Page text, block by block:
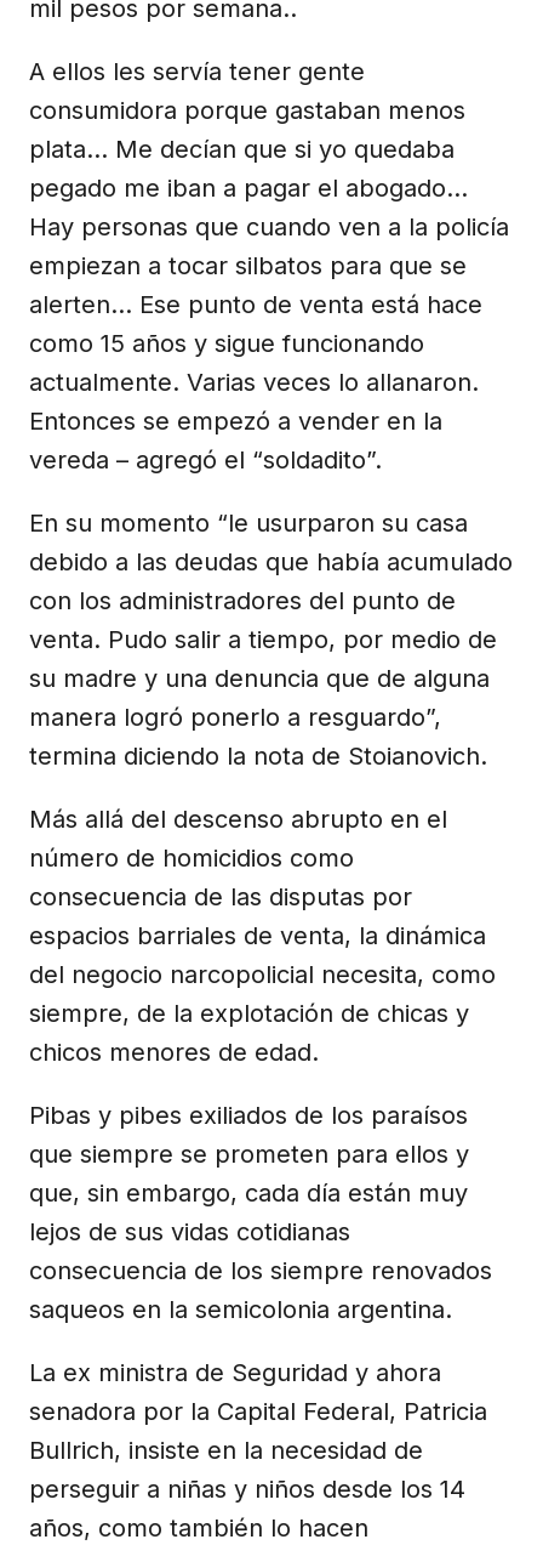
mil pesos por semana..
A ellos les servía tener gente
consumidora porque gastaban menos
plata… Me decían que si yo quedaba
pegado me iban a pagar el abogado…
Hay personas que cuando ven a la policía
empiezan a tocar silbatos para que se
alerten… Ese punto de venta está hace
como 15 años y sigue funcionando
actualmente. Varias veces lo allanaron.
Entonces se empezó a vender en la
vereda – agregó el “soldadito”.
En su momento “le usurparon su casa
debido a las deudas que había acumulado
con los administradores del punto de
venta. Pudo salir a tiempo, por medio de
su madre y una denuncia que de alguna
manera logró ponerlo a resguardo”,
termina diciendo la nota de Stoianovich.
Más allá del descenso abrupto en el
número de homicidios como
consecuencia de las disputas por
espacios barriales de venta, la dinámica
del negocio narcopolicial necesita, como
siempre, de la explotación de chicas y
chicos menores de edad.
Pibas y pibes exiliados de los paraísos
que siempre se prometen para ellos y
que, sin embargo, cada día están muy
lejos de sus vidas cotidianas
consecuencia de los siempre renovados
saqueos en la semicolonia argentina.
La ex ministra de Seguridad y ahora
senadora por la Capital Federal, Patricia
Bullrich, insiste en la necesidad de
perseguir a niñas y niños desde los 14
años, como también lo hacen